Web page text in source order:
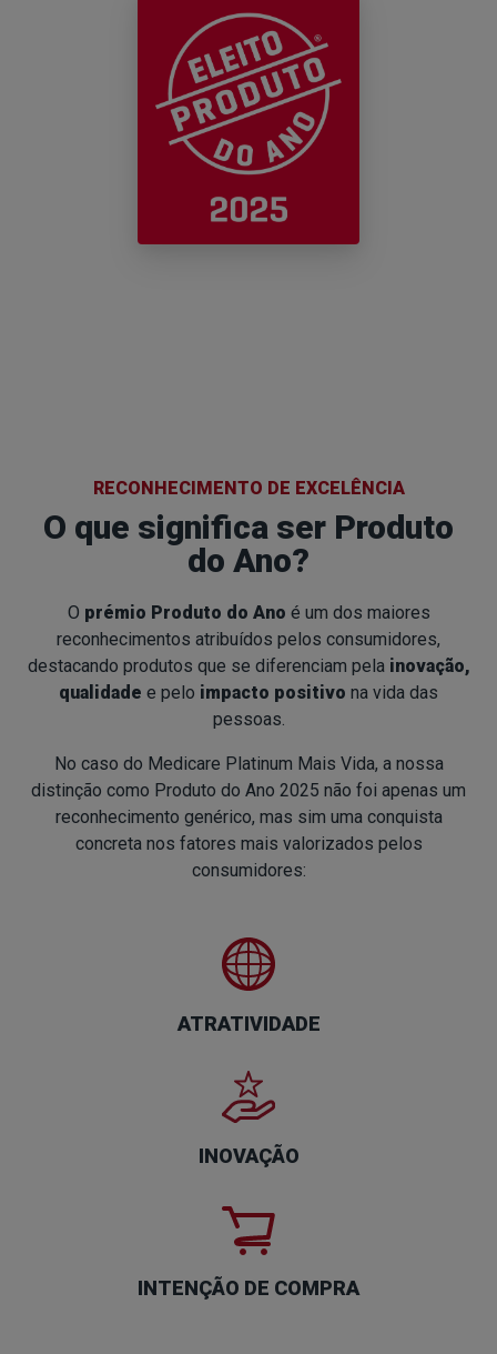
RECONHECIMENTO DE EXCELÊNCIA
O que significa ser Produto
do Ano?
O prémio Produto do Ano é um dos maiores
reconhecimentos atribuídos pelos consumidores,
destacando produtos que se diferenciam pela inovação,
qualidade e pelo impacto positivo na vida das
pessoas.
No caso do Medicare Platinum Mais Vida, a nossa
distinção como Produto do Ano 2025 não foi apenas um
reconhecimento genérico, mas sim uma conquista
concreta nos fatores mais valorizados pelos
consumidores:
ATRATIVIDADE
INOVAÇÃO
INTENÇÃO DE COMPRA